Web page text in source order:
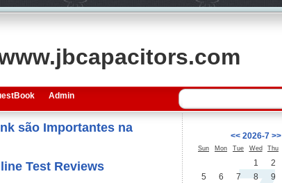
Admin
são Importantes na
Test Reviews
<< 2026-7 >>
Sun Mon Tue Wed Thu
1 2
5
6 7 8 9